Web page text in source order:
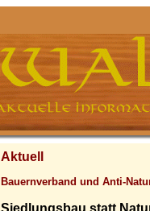
Aktuell
Bauernverband und Anti-
Siedlungsbau statt